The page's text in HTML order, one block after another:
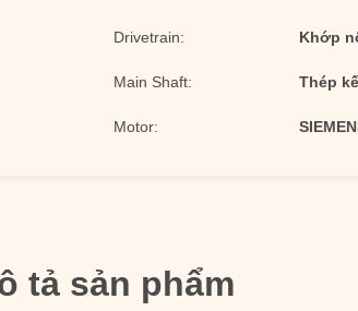
Drivetrain: Khớp
Main Shaft: Thép
Motor:
tả sản phẩm